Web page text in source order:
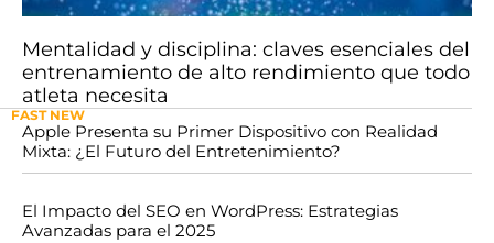
Mentalidad y disciplina: claves esenciales del
entrenamiento de alto rendimiento que todo
atleta necesita
FAST NEW
Apple Presenta su Primer Dispositivo con Realidad
Mixta: ¿El Futuro del Entretenimiento?
El Impacto del SEO en WordPress: Estrategias
Avanzadas para el 2025